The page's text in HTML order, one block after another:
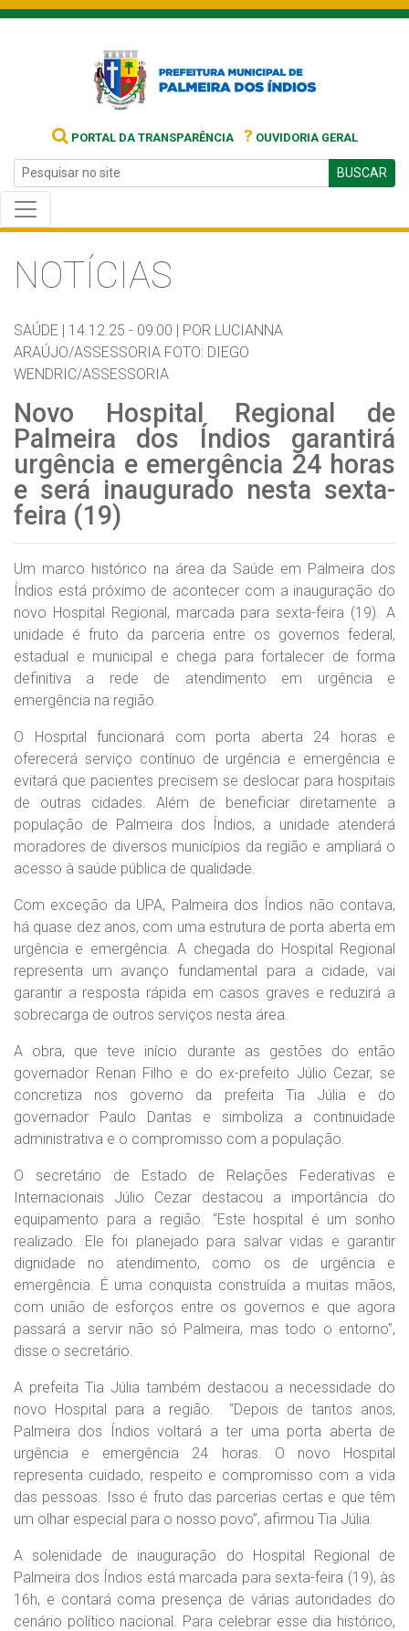
PORTAL DA TRANSPARÊNCIA ? OUVIDORIA GERAL
BUSCAR
NOTÍCIAS
SAÚDE | 14.12.25 - 09:00 | POR LUCIANNA
ARAÚJO/ASSESSORIA FOTO: DIEGO
WENDRIC/ASSESSORIA
Novo Hospital Regional de
Palmeira dos Índios garantirá
urgência e emergência 24 horas
e será inaugurado nesta sexta-
feira (19)
Um marco histórico na área da Saúde em Palmeira dos
Índios está próximo de acontecer com a inauguração do
novo Hospital Regional, marcada para sexta-feira (19). A
unidade é fruto da parceria entre os governos federal,
estadual e municipal e chega para fortalecer de forma
definitiva a rede de atendimento em urgência e
emergência na região.
O Hospital funcionará com porta aberta 24 horas e
oferecerá serviço contínuo de urgência e emergência e
evitará que pacientes precisem se deslocar para hospitais
de outras cidades. Além de beneficiar diretamente a
população de Palmeira dos Índios, a unidade atenderá
moradores de diversos municípios da região e ampliará o
acesso à saúde pública de qualidade.
Com exceção da UPA, Palmeira dos Índios não contava,
há quase dez anos, com uma estrutura de porta aberta em
urgência e emergência. A chegada do Hospital Regional
representa um avanço fundamental para a cidade, vai
garantir a resposta rápida em casos graves e reduzirá a
sobrecarga de outros serviços nesta área.
A obra, que teve início durante as gestões do então
governador Renan Filho e do ex-prefeito Júlio Cezar, se
concretiza nos governo da prefeita Tia Júlia e do
governador Paulo Dantas e simboliza a continuidade
administrativa e o compromisso com a população.
O secretário de Estado de Relações Federativas e
Internacionais Júlio Cezar destacou a importância do
equipamento para a região. “Este hospital é um sonho
realizado. Ele foi planejado para salvar vidas e garantir
dignidade no atendimento, como os de urgência e
emergência. É uma conquista construída a muitas mãos,
com união de esforços entre os governos e que agora
passará a servir não só Palmeira, mas todo o entorno”,
disse o secretário.
A prefeita Tia Júlia também destacou a necessidade do
novo Hospital para a região. “Depois de tantos anos,
Palmeira dos Índios voltará a ter uma porta aberta de
urgência e emergência 24 horas. O novo Hospital
representa cuidado, respeito e compromisso com a vida
das pessoas. Isso é fruto das parcerias certas e que têm
um olhar especial para o nosso povo”, afirmou Tia Júlia.
A solenidade de inauguração do Hospital Regional de
Palmeira dos Índios está marcada para sexta-feira (19), às
16h, e contará coma presença de várias autoridades do
cenário político nacional. Para celebrar esse dia histórico,